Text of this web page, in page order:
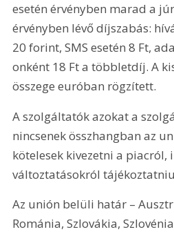
esetén érvényben marad a
érvényben lévő díjszabás:
20 forint, SMS esetén 8 Ft,
onként 18 Ft a többletdíj. A
összege euróban rögzített.
A szolgáltatók azokat a
nincsenek összhangban az
kötelesek kivezetni a piacról,
változtatásokról
Az unión belüli határ –
Románia, Szlovákia,